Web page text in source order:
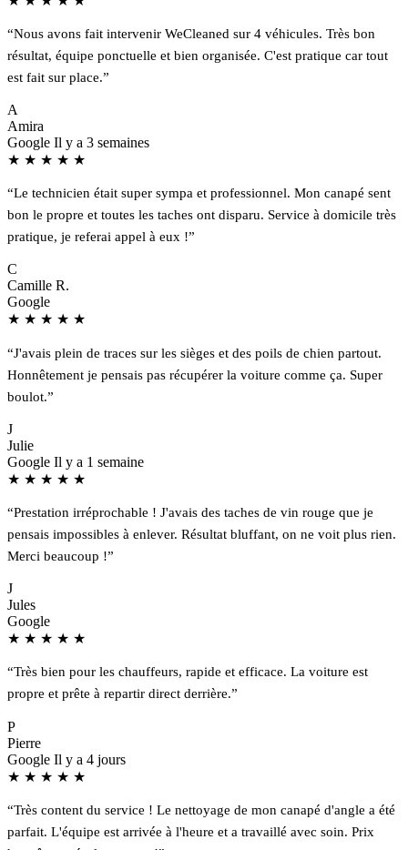
“Nous avons fait intervenir WeCleaned sur 4 véhicules. Très bon
résultat, équipe ponctuelle et bien organisée. C'est pratique car tout
est fait sur place.”
A
Amira
Google Il y a 3 semaines
★ ★ ★ ★ ★
“Le technicien était super sympa et professionnel. Mon canapé sent
bon le propre et toutes les taches ont disparu. Service à domicile très
pratique, je referai appel à eux !”
C
Camille R.
Google
★ ★ ★ ★ ★
“J'avais plein de traces sur les sièges et des poils de chien partout.
Honnêtement je pensais pas récupérer la voiture comme ça. Super
boulot.”
J
Julie
Google Il y a 1 semaine
★ ★ ★ ★ ★
“Prestation irréprochable ! J'avais des taches de vin rouge que je
pensais impossibles à enlever. Résultat bluffant, on ne voit plus rien.
Merci beaucoup !”
J
Jules
Google
★ ★ ★ ★ ★
“Très bien pour les chauffeurs, rapide et efficace. La voiture est
propre et prête à repartir direct derrière.”
P
Pierre
Google Il y a 4 jours
★ ★ ★ ★ ★
“Très content du service ! Le nettoyage de mon canapé d'angle a été
parfait. L'équipe est arrivée à l'heure et a travaillé avec soin. Prix